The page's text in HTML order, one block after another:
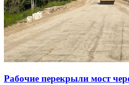
Рабочие перекрыли мост